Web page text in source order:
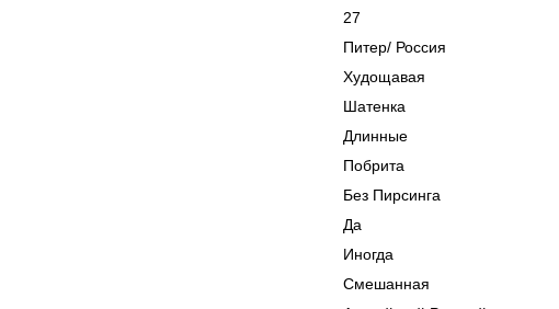
27
Питер/ Россия
Худощавая
Шатенка
Длинные
Побрита
Без Пирсинга
Да
Иногда
Смешанная